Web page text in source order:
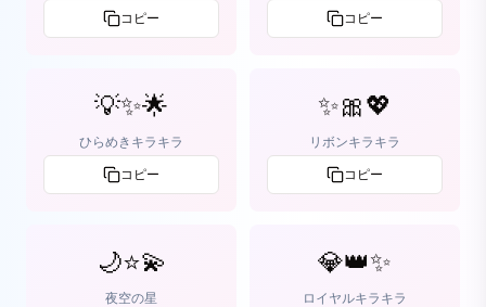
コピー コピー
💡✨🌟
ひらめきキラキラ
コピー
✨🎀💖
リボンキラキラ
コピー
🌙⭐💫
夜空の星
💎👑✨
ロイヤルキラキラ